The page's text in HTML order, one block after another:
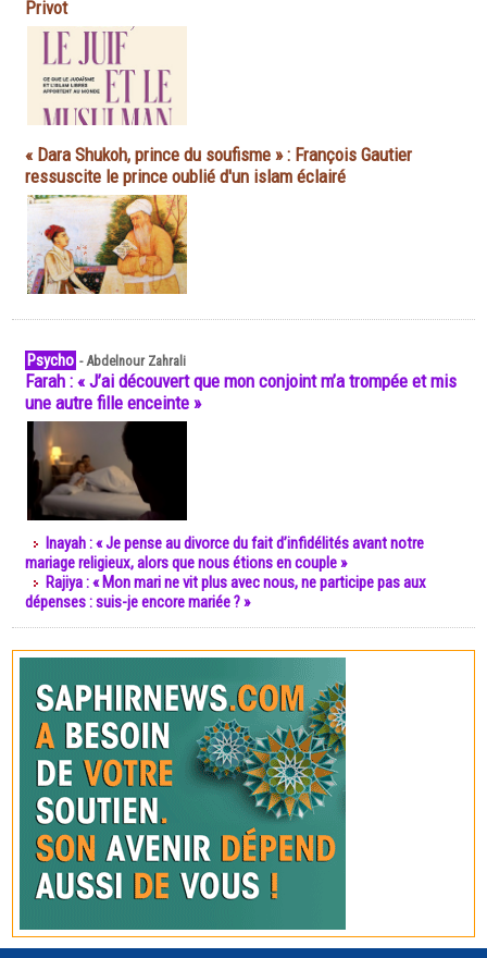
Privot
« Dara Shukoh, prince du soufisme » : François Gautier
ressuscite le prince oublié d'un islam éclairé
Psycho -Abdelnour Zahrali
Farah : « J’ai découvert que mon conjoint m’a trompée et mis
une autre fille enceinte »
Inayah : « Je pense au divorce du fait d’infidélités avant notre
mariage religieux, alors que nous étions en couple »
Rajiya : « Mon mari ne vit plus avec nous, ne participe pas aux
dépenses : suis-je encore mariée ? »